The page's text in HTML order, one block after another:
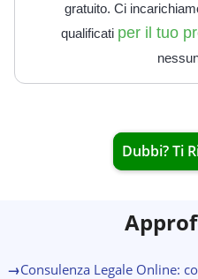
gratuito. Ci
qualificati per il tuo
Dubbi? Ti
→Consulenza Legale Online: